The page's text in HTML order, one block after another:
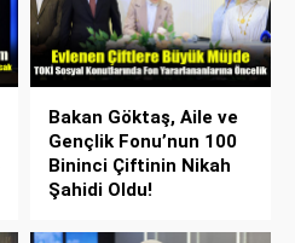
Bakan Göktaş, Aile ve
Gençlik Fonu’nun 100
Bininci Çiftinin Nikah
Şahidi Oldu!